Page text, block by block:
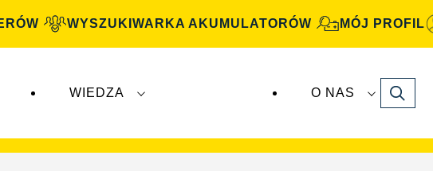
WYSZUKIWARKA AKUMULATORÓW MÓJ PROFIL
WIEDZA O NAS Search